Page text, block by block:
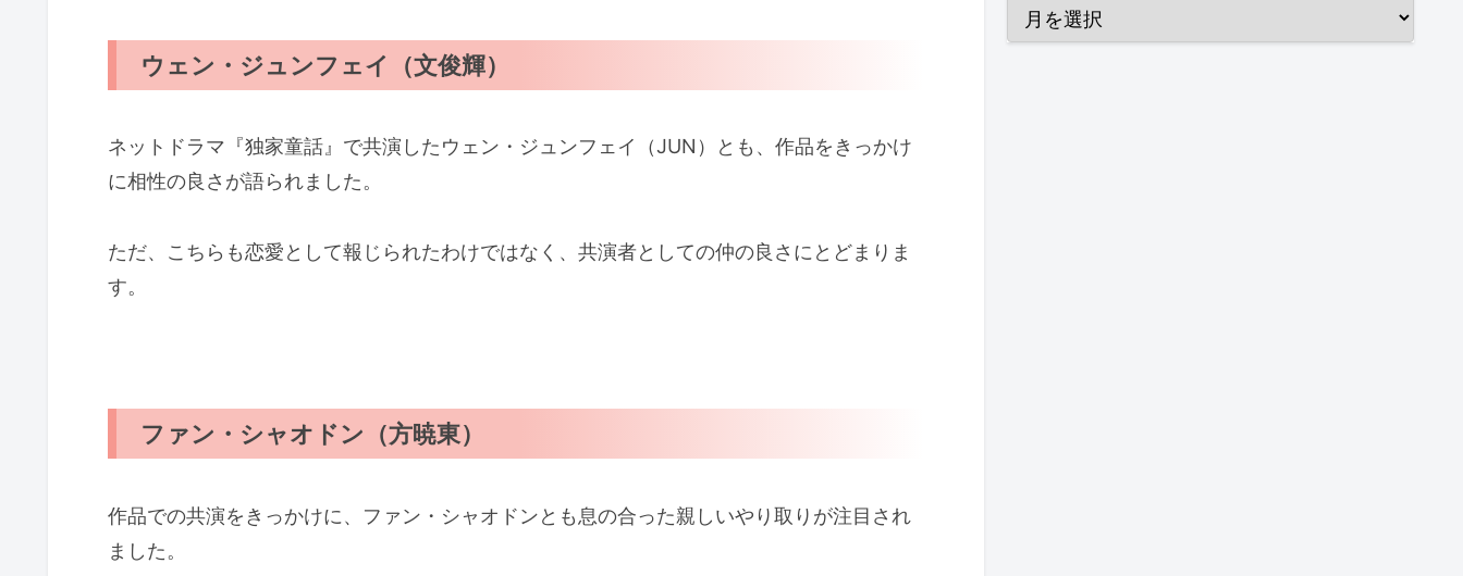
ウェン・ジュンフェイ（文俊輝）
ネットドラマ『独家童話』で共演したウェン・ジュンフェイ（JUN）とも、作品をきっかけ
に相性の良さが語られました。
ただ、こちらも恋愛として報じられたわけではなく、共演者としての仲の良さにとどまりま
す。
ファン・シャオドン（方暁東）
作品での共演をきっかけに、ファン・シャオドンとも息の合った親しいやり取りが注目され
ました。